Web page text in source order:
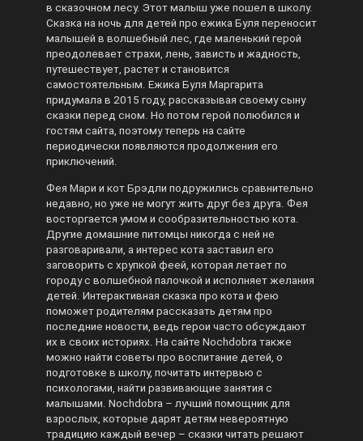
в сказочном лесу. Этот малыш уже пошел в школу.
Сказка на ночь для детей про ежика Буля переносит
малышей в волшебный лес, где маленький герой
преодолевает страхи, лень, зависть и жадность,
путешествует, растет и становится
самостоятельным. Ежика Буля Маргарита
придумала в 2015 году, рассказывая своему сыну
сказки перед сном. Но потом герой полюбился и
гостям сайта, поэтому теперь на сайте
периодически появляются продолжения его
приключений.
Фея Мари и кот Брэдли подружились сравнительно
недавно, но уже не могут жить друг без друга. Фея
восторгается умом и сообразительностью кота.
Другие домашние питомцы никогда с ней не
разговаривали, а интерес кота заставил его
заговорить с хрупкой феей, которая летает по
городу с волшебной палочкой и исполняет желания
детей. Интерактивная сказка про кота и фею
поможет родителям рассказать детям про
последние новости, ведь герои часто обсуждают
их в своих историях. На сайте Nochdobra также
можно найти советы про воспитание детей, о
подготовке в школу, почитать интервью с
психологами, найти развивающие занятия с
малышами. Nochdobra – лучший помощник для
взрослых, которые дарят детям невероятную
традицию каждый вечер – сказки читать решают